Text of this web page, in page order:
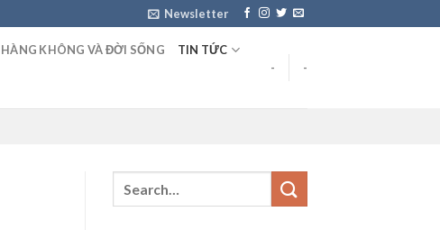
Newsletter
HÀNG KHÔNG VÀ ĐỜI SỐNG TIN TỨC
- -